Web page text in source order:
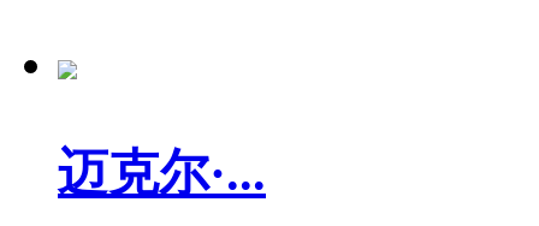
迈克尔·...